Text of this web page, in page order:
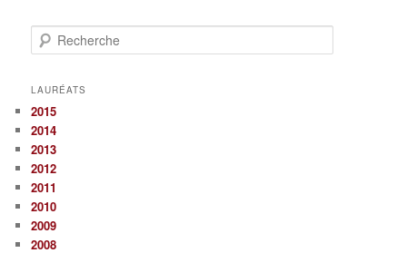
e
h
r
c
h
e
LAURÉATS
2015
2014
2013
2012
2011
2010
2009
2008